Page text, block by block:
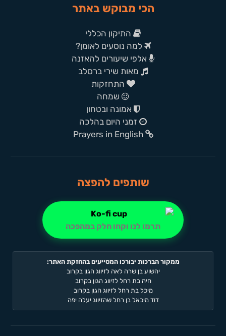
הכי מבוקש באתר
התיקון הכללי
למה נוסעים לאומן?
אלפי שיעורים להאזנה
מאות שירי ברסלב
התחזקות
שמחה
אמונה ובטחון
זמני היום בהלכה
Prayers in English
שותפים להפצה
תרמו לנו וקחו חלק במהפכה
ממקור הברכות יבורכו המסייעים בהחזקת האתר:
יהשוע בן שרה לאה לזיווג הגון בקרוב
חיה בת רחל לזיווג הגון בקרוב
מיכל בת רחל לזיווג הגון בקרוב
דוד מיכאל בן רחל שהזיווג יעלה יפה